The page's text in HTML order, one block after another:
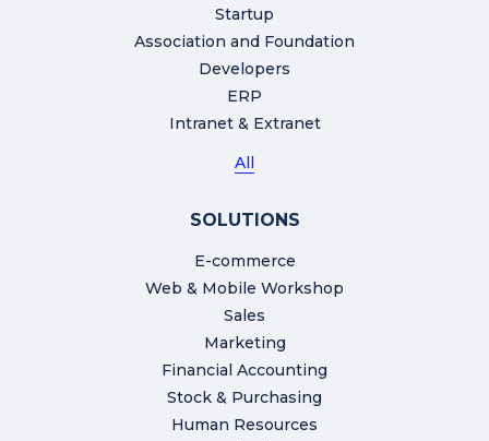
Startup
Association and Foundation
Developers
ERP
Intranet & Extranet
All
SOLUTIONS
E-commerce
Web & Mobile Workshop
Sales
Marketing
Financial Accounting
Stock & Purchasing
Human Resources